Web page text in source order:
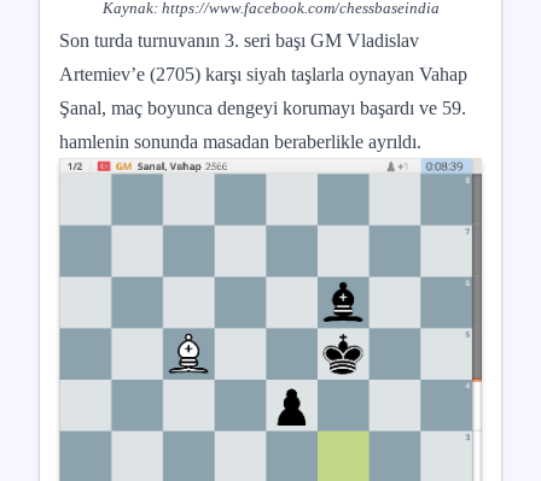
Kaynak: https://www.facebook.com/chessbaseindia
Son turda turnuvanın 3. seri başı GM Vladislav
Artemiev’e (2705) karşı siyah taşlarla oynayan Vahap
Şanal, maç boyunca dengeyi korumayı başardı ve 59.
hamlenin sonunda masadan beraberlikle ayrıldı.